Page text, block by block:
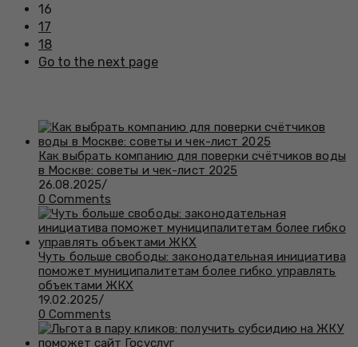
16
17
18
Go to the next page
Как выбрать компанию для поверки счётчиков воды
в Москве: советы и чек-лист 2025
26.08.2025/
0 Comments
Чуть больше свободы: законодательная инициатива
поможет муниципалитетам более гибко управлять
объектами ЖКХ
19.02.2025/
0 Comments